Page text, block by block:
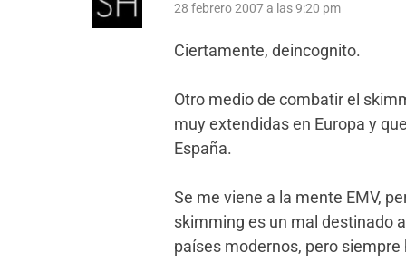
28 febrero 2007 a las 9:20 pm
Ciertamente, deincognito.
Otro medio de combatir el
muy extendidas en Europa y
España.
Se me viene a la mente EMV,
skimming es un mal destinado
países modernos, pero